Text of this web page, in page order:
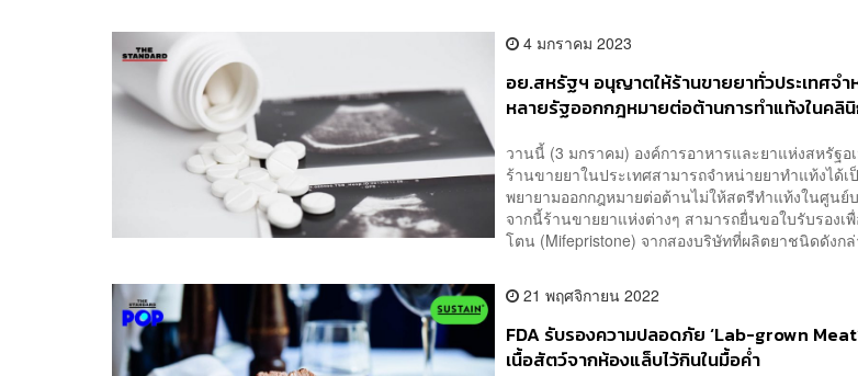
4 มกราคม 2023
อย.สหรัฐฯ อนุญาตให้ร้านขายยาทั่วประเทศจำ
หลายรัฐออกกฎหมายต่อต้านการทำแท้งในคลิ
วานนี้ (3 มกราคม) องค์การอาหารและยาแห่งสหรัฐอ
ร้านขายยาในประเทศสามารถจำหน่ายยาทำแท้งได้
พยายามออกกฎหมายต่อต้านไม่ให้สตรีทำแท้งในศูน
จากนี้ร้านขายยาแห่งต่างๆ สามารถยื่นขอใบรับรองเ
โตน (Mifepristone) จากสองบริษัทที่ผลิตยาชนิดดังกล่
21 พฤศจิกายน 2022
FDA รับรองความปลอดภัย ‘Lab-grown
เนื้อสัตว์จากห้องแล็บไว้กินในมื้อค่ำ